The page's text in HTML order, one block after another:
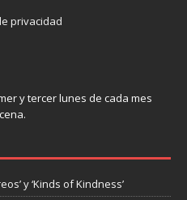
privacidad
y tercer lunes de cada mes
y ‘Kinds of Kindness’